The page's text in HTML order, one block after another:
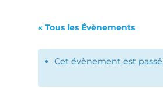
« Tous les Évènements
Cet évènement est